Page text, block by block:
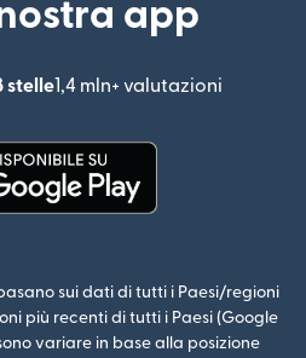
app
stelle1,4 mln+ valutazioni
sui dati di tutti i Paesi/regioni
più recenti di tutti i Paesi (Google
variare in base alla posizione